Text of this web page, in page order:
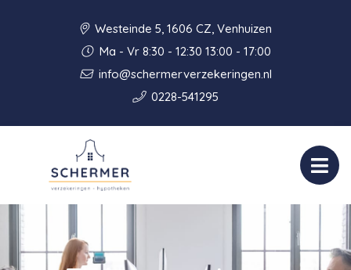
Westeinde 5, 1606 CZ, Venhuizen
Ma - Vr 8:30 - 12:30 13:00 - 17:00
info@schermerverzekeringen.nl
0228-541295